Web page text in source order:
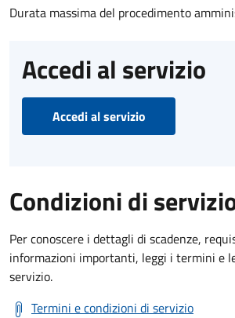
Durata massima del procedimento
Accedi al servizio
Accedi al servizio
Condizioni di
Per conoscere i dettagli di scadenze,
informazioni importanti, leggi i termini e
servizio.
Termini e condizioni di servizio